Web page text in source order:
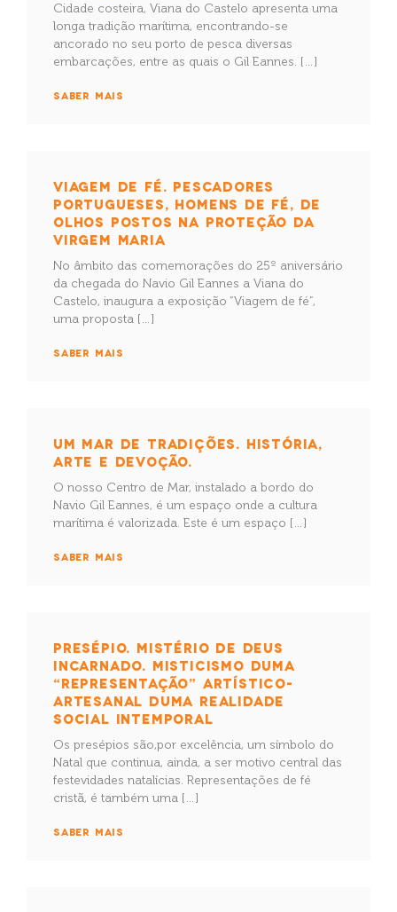
Cidade costeira, Viana do Castelo apresenta uma
longa tradição marítima, encontrando-se
ancorado no seu porto de pesca diversas
embarcações, entre as quais o Gil Eannes. […]
SABER MAIS
VIAGEM DE FÉ. PESCADORES
PORTUGUESES, HOMENS DE FÉ, DE
OLHOS POSTOS NA PROTEÇÃO DA
VIRGEM MARIA
No âmbito das comemorações do 25º aniversário
da chegada do Navio Gil Eannes a Viana do
Castelo, inaugura a exposição “Viagem de fé”,
uma proposta […]
SABER MAIS
UM MAR DE TRADIÇÕES. HISTÓRIA,
ARTE E DEVOÇÃO.
O nosso Centro de Mar, instalado a bordo do
Navio Gil Eannes, é um espaço onde a cultura
marítima é valorizada. Este é um espaço […]
SABER MAIS
PRESÉPIO. MISTÉRIO DE DEUS
INCARNADO. MISTICISMO DUMA
“REPRESENTAÇÃO” ARTÍSTICO-
ARTESANAL DUMA REALIDADE
SOCIAL INTEMPORAL
Os presépios são,por excelência, um símbolo do
Natal que continua, ainda, a ser motivo central das
festevidades natalícias. Representações de fé
cristã, é também uma […]
SABER MAIS